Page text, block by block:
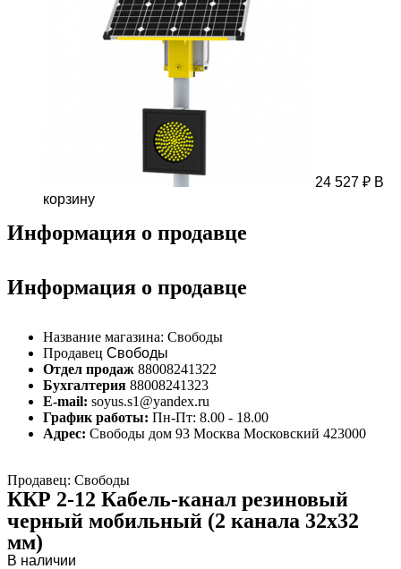
24 527 ₽ В
корзину
Информация о продавце
Информация о продавце
Название магазина: Свободы
Продавец Свободы
Отдел продаж 88008241322
Бухгалтерия 88008241323
E-mail: soyus.s1@yandex.ru
График работы: Пн-Пт: 8.00 - 18.00
Адрес: Свободы дом 93 Москва Московский 423000
Продавец: Свободы
ККР 2-12 Кабель-канал резиновый
черный мобильный (2 канала 32х32
мм)
В наличии